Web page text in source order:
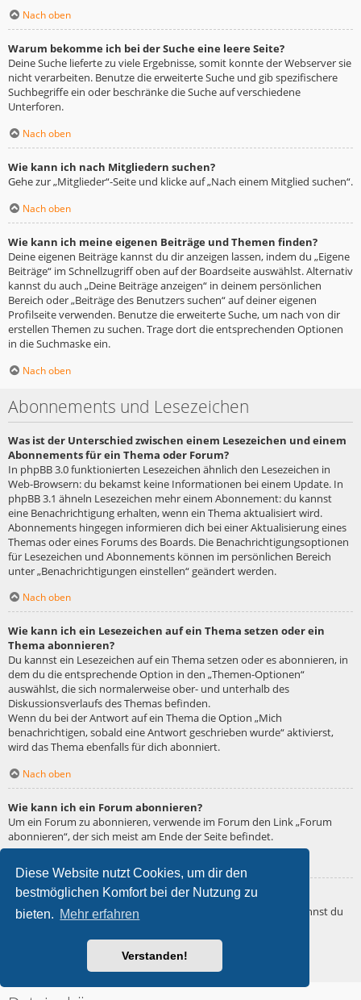
Diese Website nutzt Cookies, um dir den
bestmöglichen Komfort bei der Nutzung zu
bieten. Mehr erfahren
Verstanden!
Nach oben
Warum bekomme ich bei der Suche eine leere Seite?
Deine Suche lieferte zu viele Ergebnisse, somit konnte der Webserver sie
nicht verarbeiten. Benutze die erweiterte Suche und gib spezifischere
Suchbegriffe ein oder beschränke die Suche auf verschiedene
Unterforen.
Nach oben
Wie kann ich nach Mitgliedern suchen?
Gehe zur „Mitglieder“-Seite und klicke auf „Nach einem Mitglied suchen“.
Nach oben
Wie kann ich meine eigenen Beiträge und Themen finden?
Deine eigenen Beiträge kannst du dir anzeigen lassen, indem du „Eigene
Beiträge“ im Schnellzugriff oben auf der Boardseite auswählst. Alternativ
kannst du auch „Deine Beiträge anzeigen“ in deinem persönlichen
Bereich oder „Beiträge des Benutzers suchen“ auf deiner eigenen
Profilseite verwenden. Benutze die erweiterte Suche, um nach von dir
erstellen Themen zu suchen. Trage dort die entsprechenden Optionen
in die Suchmaske ein.
Nach oben
Abonnements und Lesezeichen
Was ist der Unterschied zwischen einem Lesezeichen und einem
Abonnements für ein Thema oder Forum?
In phpBB 3.0 funktionierten Lesezeichen ähnlich den Lesezeichen in
Web-Browsern: du bekamst keine Informationen bei einem Update. In
phpBB 3.1 ähneln Lesezeichen mehr einem Abonnement: du kannst
eine Benachrichtigung erhalten, wenn ein Thema aktualisiert wird.
Abonnements hingegen informieren dich bei einer Aktualisierung eines
Themas oder eines Forums des Boards. Die Benachrichtigungsoptionen
für Lesezeichen und Abonnements können im persönlichen Bereich
unter „Benachrichtigungen einstellen“ geändert werden.
Nach oben
Wie kann ich ein Lesezeichen auf ein Thema setzen oder ein
Thema abonnieren?
Du kannst ein Lesezeichen auf ein Thema setzen oder es abonnieren, in
dem du die entsprechende Option in den „Themen-Optionen“
auswählst, die sich normalerweise ober- und unterhalb des
Diskussionsverlaufs des Themas befinden.
Wenn du bei der Antwort auf ein Thema die Option „Mich
benachrichtigen, sobald eine Antwort geschrieben wurde“ aktivierst,
wird das Thema ebenfalls für dich abonniert.
Nach oben
Wie kann ich ein Forum abonnieren?
Um ein Forum zu abonnieren, verwende im Forum den Link „Forum
abonnieren“, der sich meist am Ende der Seite befindet.
Wie deaktiviere ich meine Abonnements?
Wenn du mehrere Abonnements deaktivieren möchtest, so kannst du
verwalten“ machen.